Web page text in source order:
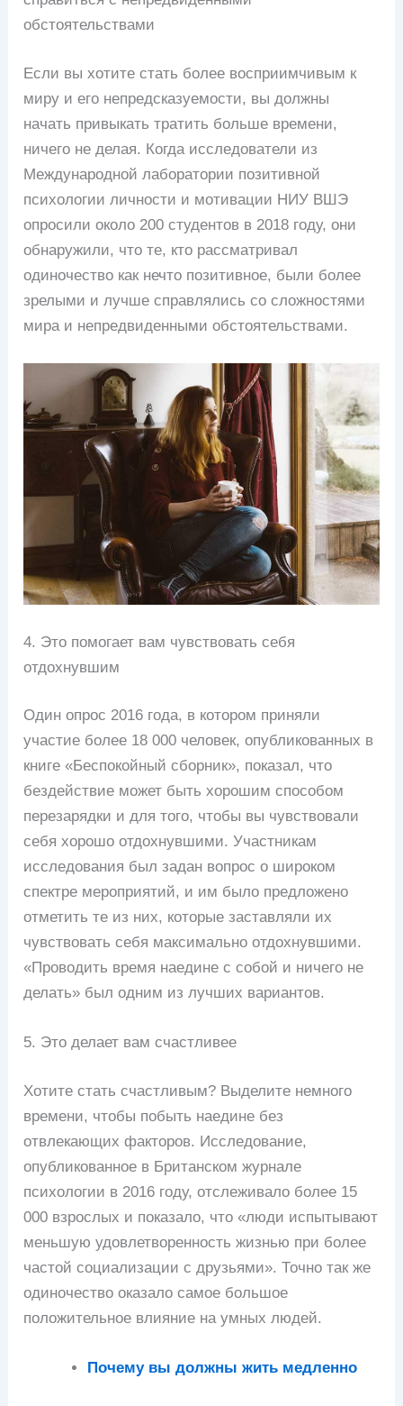
обстоятельствами
Если вы хотите стать более восприимчивым к
миру и его непредсказуемости, вы должны
начать привыкать тратить больше времени,
ничего не делая. Когда исследователи из
Международной лаборатории позитивной
психологии личности и мотивации НИУ ВШЭ
опросили около 200 студентов в 2018 году, они
обнаружили, что те, кто рассматривал
одиночество как нечто позитивное, были более
зрелыми и лучше справлялись со сложностями
мира и непредвиденными обстоятельствами.
4. Это помогает вам чувствовать себя
отдохнувшим
Один опрос 2016 года, в котором приняли
участие более 18 000 человек, опубликованных в
книге «Беспокойный сборник», показал, что
бездействие может быть хорошим способом
перезарядки и для того, чтобы вы чувствовали
себя хорошо отдохнувшими. Участникам
исследования был задан вопрос о широком
спектре мероприятий, и им было предложено
отметить те из них, которые заставляли их
чувствовать себя максимально отдохнувшими.
«Проводить время наедине с собой и ничего не
делать» был одним из лучших вариантов.
5. Это делает вам счастливее
Хотите стать счастливым? Выделите немного
времени, чтобы побыть наедине без
отвлекающих факторов. Исследование,
опубликованное в Британском журнале
психологии в 2016 году, отслеживало более 15
000 взрослых и показало, что «люди испытывают
меньшую удовлетворенность жизнью при более
частой социализации с друзьями». Точно так же
одиночество оказало самое большое
положительное влияние на умных людей.
Почему вы должны жить медленно